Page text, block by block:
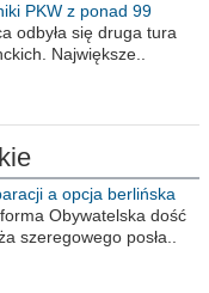
PKW z ponad 99
odbyła się druga tura
Największe..
a opcja berlińska
Obywatelska dość
szeregowego posła..